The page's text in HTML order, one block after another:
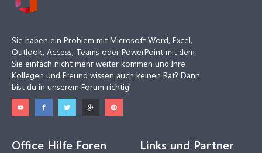
Sie haben ein Problem mit Microsoft Word, Excel,
Outlook, Access, Teams oder PowerPoint mit dem
Sie einfach nicht mehr weiter kommen und Ihre
Kollegen und Freund wissen auch keinen Rat? Dann
bist du in unserem Forum richtig!
Office Hilfe Foren Links und Partner